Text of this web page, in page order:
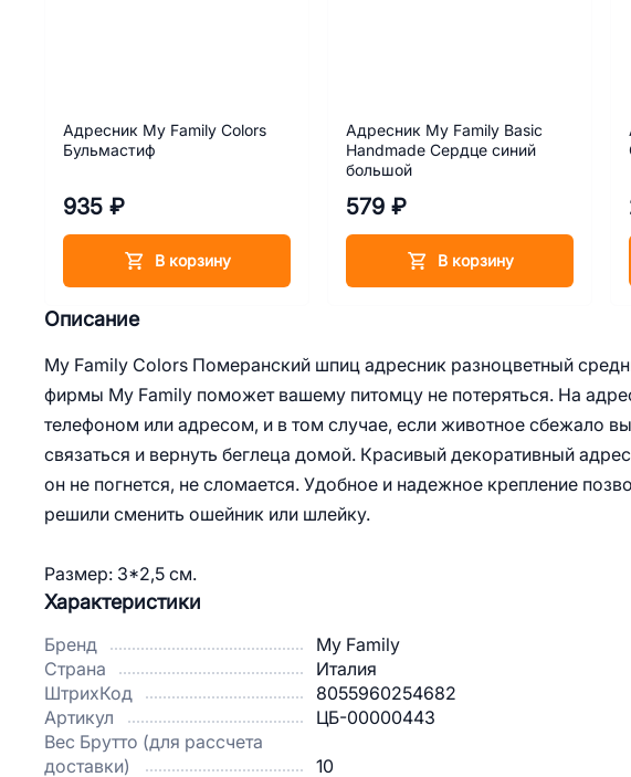
Описание
My Family Colors Померанский шпиц адресник разноцветный
фирмы My Family поможет вашему питомцу не потеряться. На
телефоном или адресом, и в том случае, если животное сбежало
связаться и вернуть беглеца домой. Красивый декоративный
он не погнется, не сломается. Удобное и надежное крепление
решили сменить ошейник или шлейку.
Размер: 3*2,5 см.
Адресник My Family Colors
Бульмастиф
935 ₽
В корзину
Адресник My Family Basic
Handmade Сердце синий
большой
579 ₽
В корзину
Характеристики
Бренд
My Family
Страна
Италия
ШтрихКод
8055960254682
Артикул
ЦБ-00000443
Вес Брутто (для рассчета
доставки)
10